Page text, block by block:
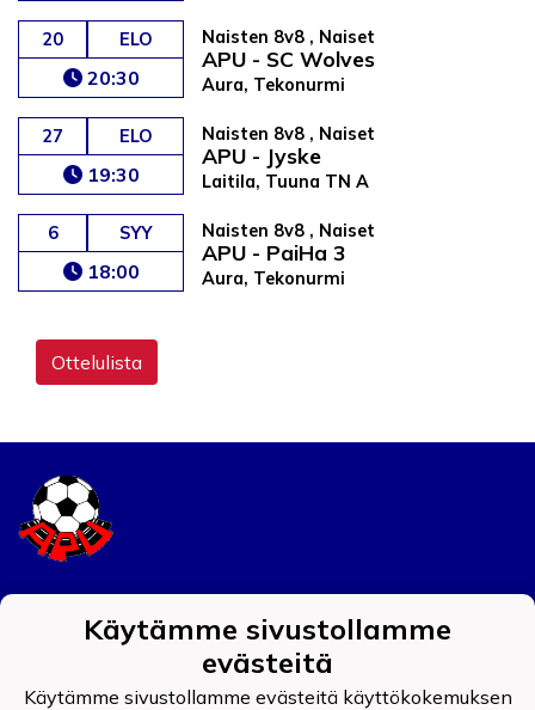
20 ELO
20:30
Naisten 8v8 , Naiset
APU - SC Wolves
Aura, Tekonurmi
27 ELO
19:30
Naisten 8v8 , Naiset
APU - Jyske
Laitila, Tuuna TN A
6 SYY
18:00
Naisten 8v8 , Naiset
APU - PaiHa 3
Aura, Tekonurmi
Ottelulista
Tietosuojaseloste
Auran Palokunnan Urheilijat ry
Käytämme sivustollamme
evästeitä
Käytämme sivustollamme evästeitä käyttökokemuksen